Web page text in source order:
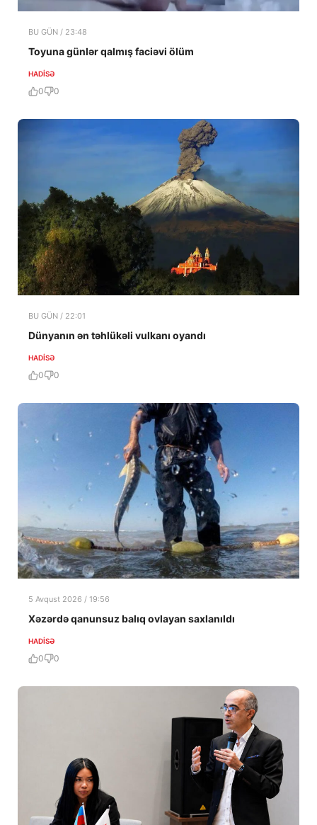
BU GÜN / 23:48
Toyuna günlər qalmış faciəvi ölüm
HADISƏ
0 0
BU GÜN / 22:01
Dünyanın ən təhlükəli vulkanı oyandı
HADISƏ
0 0
5 Avqust 2026 / 19:56
Xəzərdə qanunsuz balıq ovlayan saxlanıldı
HADISƏ
0 0